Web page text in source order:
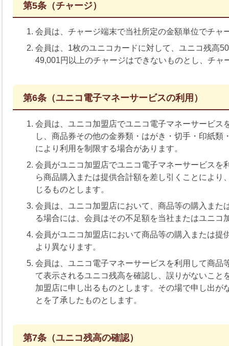
第5条（チャージ）
会員は、チャージ端末で当社所定の金額単位でチャ
会員は、1枚のユニコカードに対して、ユニコ残高
49,001円以上のチャージはできないものとし、チ
第6条（ユニコ電子マネーサービスの利用）
会員は、ユニコ加盟店でユニコ電子マネーサービ
し、商品券その他の金券類・はがき・切手・印紙
により利用を制限する場合があります。
会員がユニコ加盟店でユニコ電子マネーサービス
ら商品購入または提供合計額を差し引くことによ
じるものとします。
会員は、ユニコ加盟店において、商品等の購入ま
る場合には、会員はその不足額を当社またはユニ
会員がユニコ加盟店において商品等の購入または
より異なります。
会員は、ユニコ電子マネーサービスを利用して商
て表示されるユニコ残高を確認し、誤りがないこ
加盟店に申し出るものとします。その場で申し出
とを了承したものとします。
第7条（ユニコ残高の確認）